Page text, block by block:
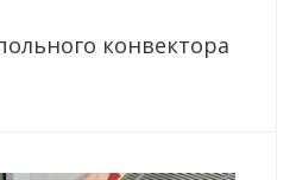
конвектора